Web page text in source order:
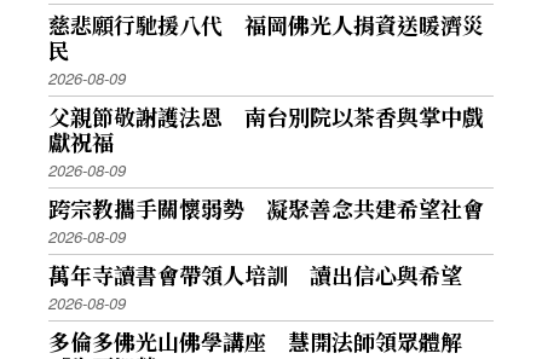
慈悲願行馳援八代 福岡佛光人捐資送暖濟災
民
2026-08-09
父親節敬謝護法恩 南台別院以茶香與掌中戲
獻祝福
2026-08-09
跨宗教攜手關懷弱勢 凝聚善念共建希望社會
2026-08-09
萬年寺讀書會帶領人培訓 讀出信心與希望
2026-08-09
多倫多佛光山佛學講座 慧開法師領眾體解